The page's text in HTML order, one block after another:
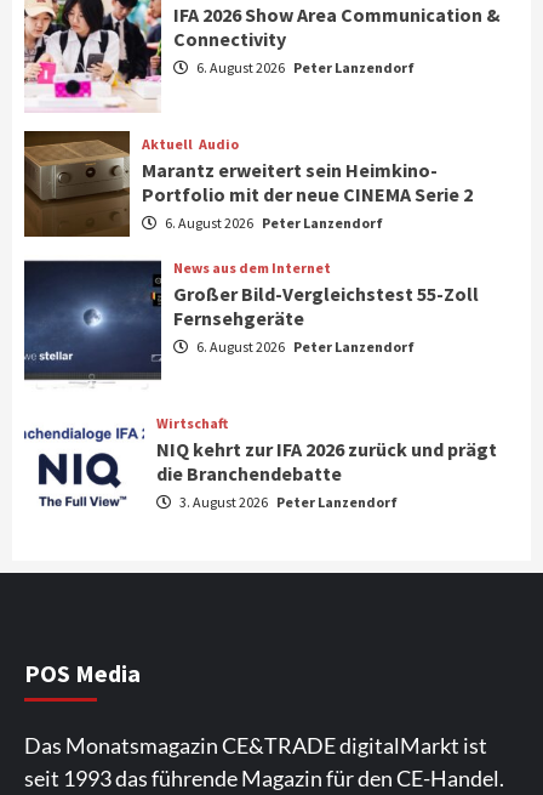
1
Aktuell
Steigende Hardware-Preise: Mehr als ein
Drittel der Gamer verschiebt Käufe
2
Phone/Pad Top Story
IFA 2026 Show Area Communication &
Connectivity
Aktuell Audio
Marantz erweitert sein Heimkino-
Portfolio mit der neue CINEMA Serie 2
News aus dem Internet
Großer Bild-Vergleichstest 55-Zoll
Fernsehgeräte
5
CHERRY baut Vertriebsteam in
strategisch wichtigen Märkten aus
IFA 2026 Show Area Communication &
Connectivity
6. August 2026 Peter Lanzendorf
Aktuell Audio
Marantz erweitert sein Heimkino-
Portfolio mit der neue CINEMA Serie 2
6. August 2026 Peter Lanzendorf
News aus dem Internet
Großer Bild-Vergleichstest 55-Zoll
Fernsehgeräte
6. August 2026 Peter Lanzendorf
Wirtschaft
NIQ kehrt zur IFA 2026 zurück und prägt
die Branchendebatte
3. August 2026 Peter Lanzendorf
POS Media
Das Monatsmagazin CE&TRADE digitalMarkt ist
seit 1993 das führende Magazin für den CE-Handel.